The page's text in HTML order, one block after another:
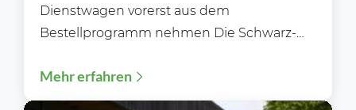
Dienstwagen vorerst aus dem
Bestellprogramm nehmen Die Schwarz-
Während Unternehmen in ganz...
Mehr erfahren